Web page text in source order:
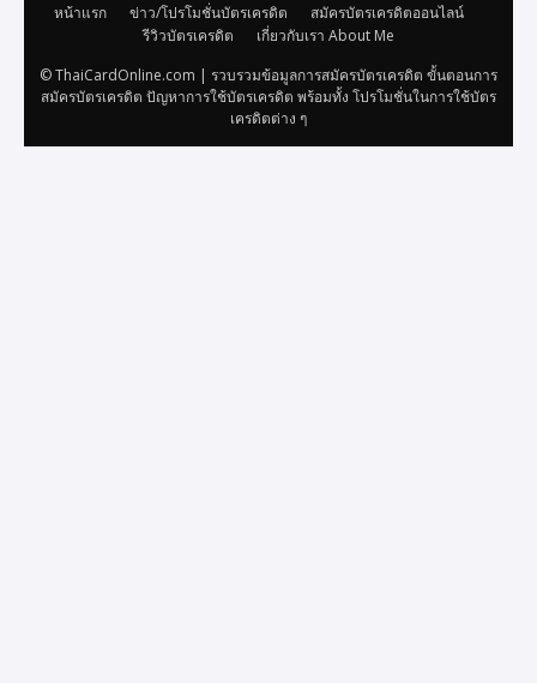
หน้าแรก ข่าว/โปรโมชั่นบัตรเครดิต
สมัครบัตรเครดิตออนไลน์
รีวิวบัตรเครดิต
เกี่ยวกับเรา About Me
© ThaiCardOnline.com | รวบรวมข้อมูลการสมัครบัตรเครดิต ขั้นตอนการ
สมัครบัตรเครดิต ปัญหาการใช้บัตรเครดิต พร้อมทั้ง โปรโมชั่นในการใช้บัตร
เครดิตต่าง ๆ